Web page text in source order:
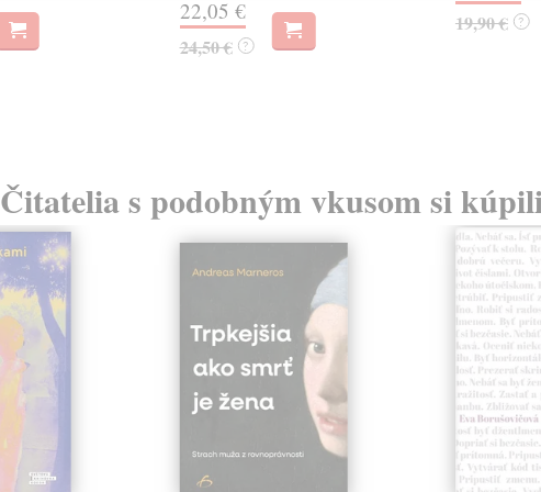
22,05 €
24,50 € ?
19,90 € ?
Čitatelia s podobným vkusom si